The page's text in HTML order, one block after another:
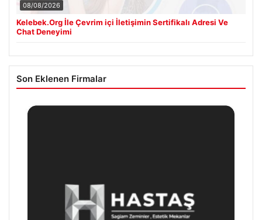
08/08/2026
Kelebek.Org İle Çevrim içi İletişimin Sertifikalı Adresi Ve
Chat Deneyimi
Son Eklenen Firmalar